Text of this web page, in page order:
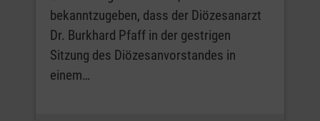
bekanntzugeben, dass der Diözesanarzt
Dr. Burkhard Pfaff in der gestrigen
Sitzung des Diözesanvorstandes in
einem…